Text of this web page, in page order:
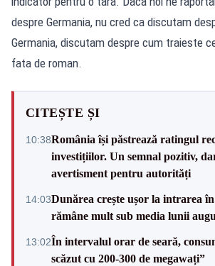
despre Germania, nu cred ca discutam
Germania, discutam despre cum traieste
fata de roman.
CITEȘTE ȘI
10:38România își păstrează ratingul
investițiilor. Un semnal pozitiv,
avertisment pentru autorități
14:03Dunărea crește ușor la intrarea
rămâne mult sub media lunii
13:02În intervalul orar de seară,
scăzut cu 200-300 de megawați”